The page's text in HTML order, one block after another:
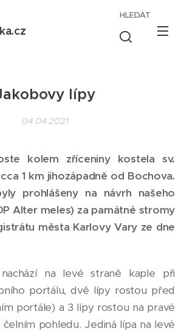
HLEDAT
lípy
04.04.2021
kolem zříceniny kostela sv.
1 km jihozápadně od Bochova.
prohlášeny na návrh našeho
Alter meles) za památné stromy
města Karlovy Vary ze dne
na levé straně kaple při
portálu, dvě lípy rostou před
portále) a 3 lípy rostou na pravé
pohledu. Jediná lípa na levé